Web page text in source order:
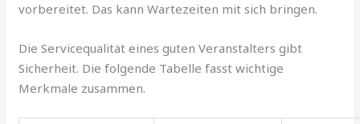
vorbereitet. Das kann Wartezeiten mit sich bringen.
Die Servicequalität eines guten Veranstalters gibt
Sicherheit. Die folgende Tabelle fasst wichtige
Merkmale zusammen.